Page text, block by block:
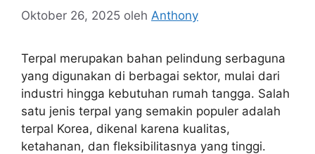
Oktober 26, 2025 oleh Anthony
Terpal merupakan bahan pelindung serbaguna
yang digunakan di berbagai sektor, mulai dari
industri hingga kebutuhan rumah tangga. Salah
satu jenis terpal yang semakin populer adalah
terpal Korea, dikenal karena kualitas,
ketahanan, dan fleksibilitasnya yang tinggi.